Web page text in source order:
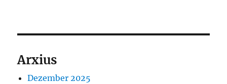
Arxius
Dezember 2025